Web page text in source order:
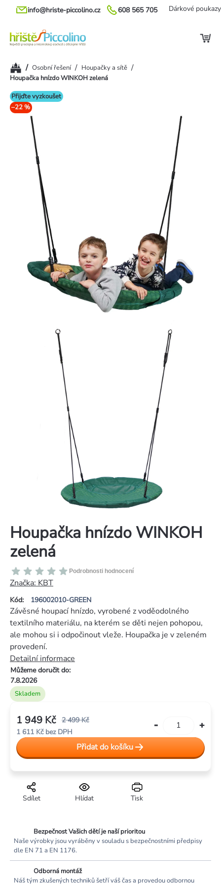
Přejít
608 565 705
info@hriste-piccolino.cz Dárkové poukazy
Domů/ Osobní řešení / Houpačky a sítě /
Houpačka hnízdo WINKOH zelená
Přijďte vyzkoušet
–22 %
Houpačka hnízdo WINKOH
zelená
Kód: 196002010-GREEN
Průměrné
hodnocení
produktu
je
0,0
hvězdiček.
Podrobnosti hodnocení
Značka: KBT
Skladem
Můžeme doručit do:
7.8.2026
Závěsné houpací hnízdo, vyrobené z voděodolného
textilního materiálu, na kterém se děti nejen pohopou,
ale mohou si i odpočinout vleže. Houpačka je v zeleném
provedení.
Detailní informace
Tisk
Hlídat
Sdílet
2 499 Kč
1 949 Kč
1 611 Kč bez DPH
Měrná
cena:
Přidat do košíku
Bezpečnost Vašich dětí je naší prioritou
Naše výrobky jsou vyráběny v souladu s bezpečnostními předpisy
dle EN 71 a EN 1176.
Odborná montáž
Náš tým zkušených techniků šetří váš čas a provedou odbornou